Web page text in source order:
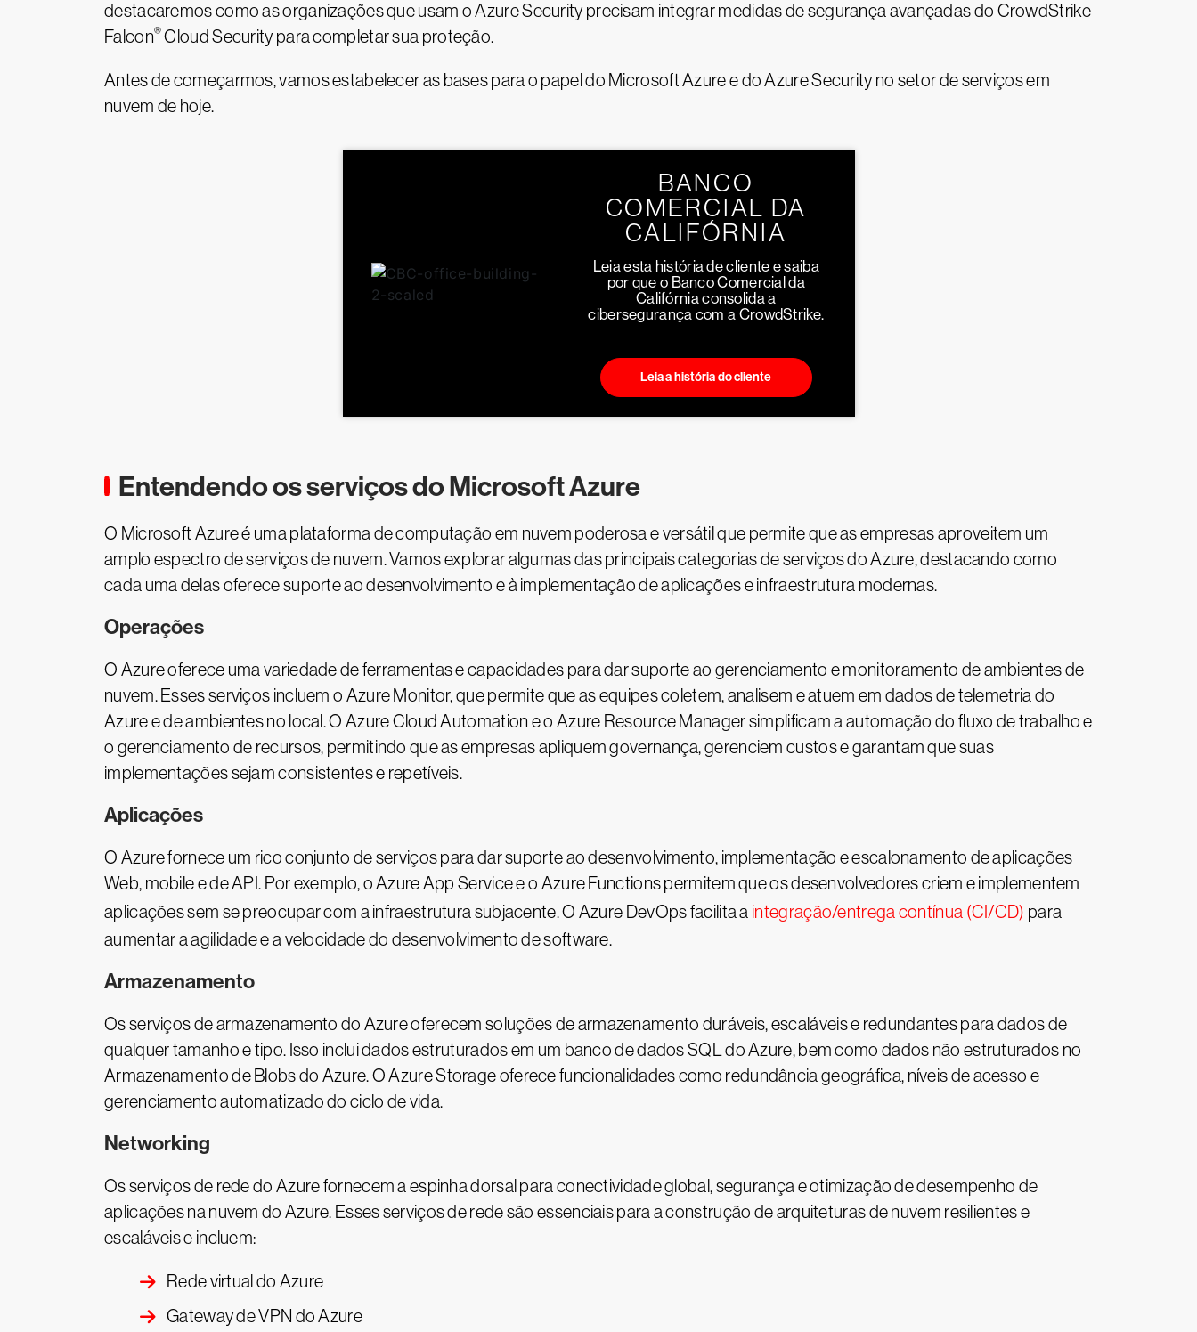
destacaremos como as organizações que usam o Azure Security precisam integrar medidas de segurança avançadas do CrowdStrike
Falcon®Cloud Security para completar sua proteção.
Antes de começarmos, vamos estabelecer as bases para o papel do Microsoft Azure e do Azure Security no setor de serviços em
nuvem de hoje.
BANCO
COMERCIAL DA
CALIFÓRNIA
Leia esta história de cliente e saiba
por que o Banco Comercial da
Califórnia consolida a
cibersegurança com a CrowdStrike.
Leia a história do cliente
Entendendo os serviços do Microsoft Azure
O Microsoft Azure é uma plataforma de computação em nuvem poderosa e versátil que permite que as empresas aproveitem um
amplo espectro de serviços de nuvem. Vamos explorar algumas das principais categorias de serviços do Azure, destacando como
cada uma delas oferece suporte ao desenvolvimento e à implementação de aplicações e infraestrutura modernas.
Operações
O Azure oferece uma variedade de ferramentas e capacidades para dar suporte ao gerenciamento e monitoramento de ambientes de
nuvem. Esses serviços incluem o Azure Monitor, que permite que as equipes coletem, analisem e atuem em dados de telemetria do
Azure e de ambientes no local. O Azure Cloud Automation e o Azure Resource Manager simplificam a automação do fluxo de trabalho e
o gerenciamento de recursos, permitindo que as empresas apliquem governança, gerenciem custos e garantam que suas
implementações sejam consistentes e repetíveis.
Aplicações
O Azure fornece um rico conjunto de serviços para dar suporte ao desenvolvimento, implementação e escalonamento de aplicações
Web, mobile e de API. Por exemplo, o Azure App Service e o Azure Functions permitem que os desenvolvedores criem e implementem
aplicações sem se preocupar com a infraestrutura subjacente. O Azure DevOps facilita a integração/entrega contínua (CI/CD) para
aumentar a agilidade e a velocidade do desenvolvimento de software.
Armazenamento
Os serviços de armazenamento do Azure oferecem soluções de armazenamento duráveis, escaláveis e redundantes para dados de
qualquer tamanho e tipo. Isso inclui dados estruturados em um banco de dados SQL do Azure, bem como dados não estruturados no
Armazenamento de Blobs do Azure. O Azure Storage oferece funcionalidades como redundância geográfica, níveis de acesso e
gerenciamento automatizado do ciclo de vida.
Networking
Os serviços de rede do Azure fornecem a espinha dorsal para conectividade global, segurança e otimização de desempenho de
aplicações na nuvem do Azure. Esses serviços de rede são essenciais para a construção de arquiteturas de nuvem resilientes e
escaláveis e incluem:
Rede virtual do Azure
Gateway de VPN do Azure